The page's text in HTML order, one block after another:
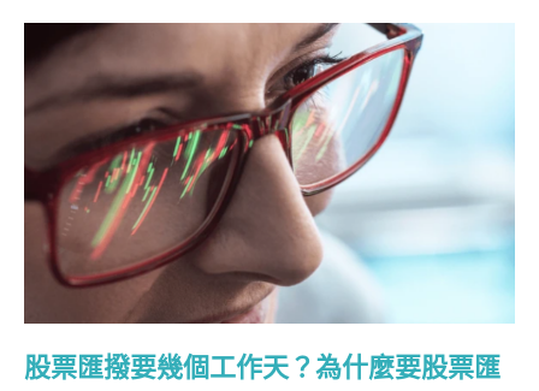
股票匯撥要幾個工作天？為什麼要股票匯